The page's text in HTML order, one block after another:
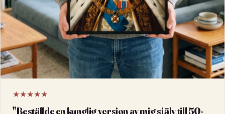
★★★★★
"Beställde en kunglig version av mig själv till 50-